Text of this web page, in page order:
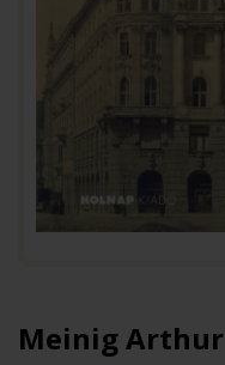
Meinig Arthur